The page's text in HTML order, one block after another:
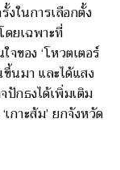
งในการเลือกตั้ง
ยเฉพาะที่
ของ ‘โหวตเตอร์
ขึ้นมา และได้แสง
กธงได้เพิ่มเติม
กาะส้ม’ ยกจังหวัด